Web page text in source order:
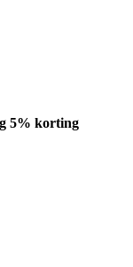
5% korting